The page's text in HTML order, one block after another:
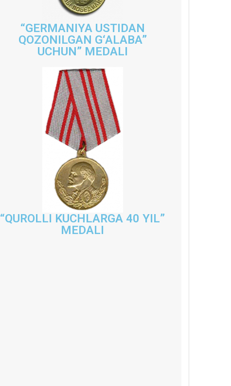
“GERMANIYA USTIDAN
QOZONILGAN G‘ALABA”
UCHUN” MEDALI
“QUROLLI KUCHLARGA 40 YIL”
MEDALI